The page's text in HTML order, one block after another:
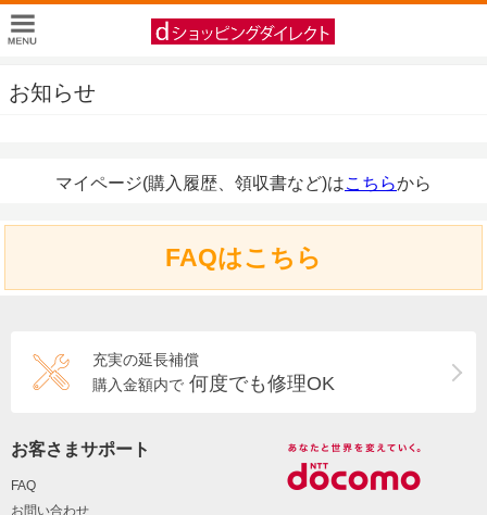
お知らせ
マイページ(購入履歴、領収書など)はこちらから
FAQはこちら
充実の延長補償
購入金額内で 何度でも修理OK
お客さまサポート
FAQ
お問い合わせ